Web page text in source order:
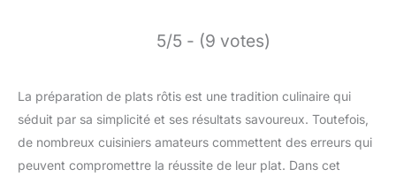
5/5 - (9 votes)
La préparation de plats rôtis est une tradition culinaire qui
séduit par sa simplicité et ses résultats savoureux. Toutefois,
de nombreux cuisiniers amateurs commettent des erreurs qui
peuvent compromettre la réussite de leur plat. Dans cet